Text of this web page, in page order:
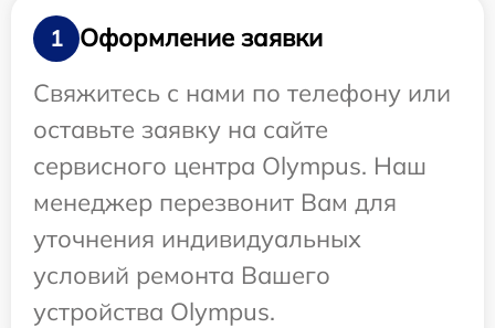
1
Оформление заявки
Свяжитесь с нами по телефону или
оставьте заявку на сайте
сервисного центра Olympus. Наш
менеджер перезвонит Вам для
уточнения индивидуальных
условий ремонта Вашего
устройства Olympus.